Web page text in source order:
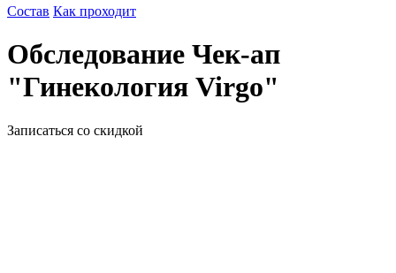
Состав Как проходит
Обследование Чек-ап
"Гинекология Virgo"
Записаться со скидкой